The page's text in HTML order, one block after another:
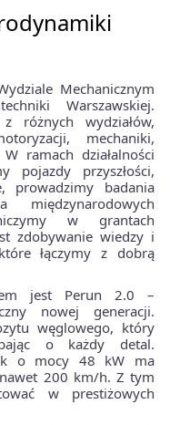
Mechanicznym
Warszawskiej.
różnych wydziałów,
mechaniki,
ramach działalności
pojazdy przyszłości,
prowadzimy badania
międzynarodowych
w grantach
zdobywanie wiedzy i
łączymy z dobrą
jest Perun 2.0 –
nowej generacji.
węglowego, który
o każdy detal.
o mocy 48 kW ma
200 km/h. Z tym
w prestiżowych